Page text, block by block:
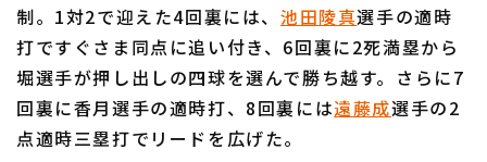
オリックス・バファローズ
福岡ソフトバンクホークス
制。1対2で迎えた4回裏には、池田陵真選手の適時
打ですぐさま同点に追い付き、6回裏に2死満塁から
堀選手が押し出しの四球を選んで勝ち越す。さらに7
回裏に香月選手の適時打、8回裏には遠藤成選手の2
点適時三塁打でリードを広げた。